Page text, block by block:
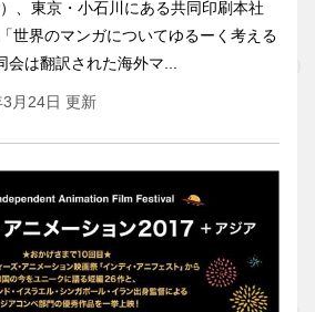
、東京・小石川にある共同印刷本社
世界のマンガについてゆるーく考える
会は翻訳された海外マ...
月24日 更新